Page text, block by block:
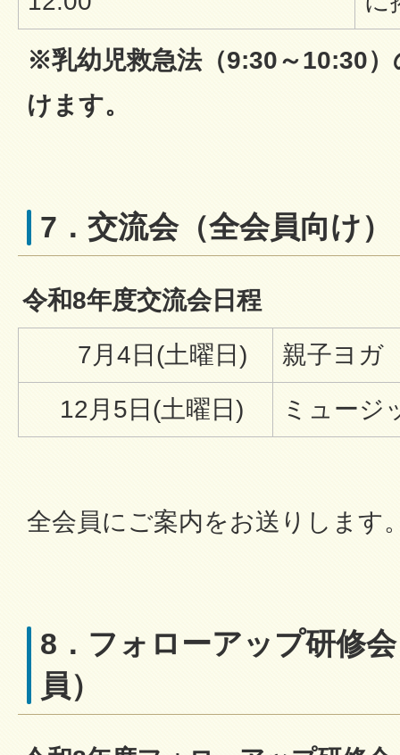
※乳幼児救急法（9:30～10:30
けます。
7．交流会（全会員向け）
令和8年度交流会日程
7月4日(土曜日)
親子ヨガ
12月5日(土曜日)
ミュージ
全会員にご案内をお送りします
8．フォローアップ研修
員）